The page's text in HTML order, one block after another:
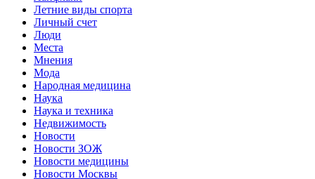
Летние виды спорта
Личный счет
Люди
Места
Мнения
Мода
Народная медицина
Наука
Наука и техника
Недвижимость
Новости
Новости ЗОЖ
Новости медицины
Новости Москвы